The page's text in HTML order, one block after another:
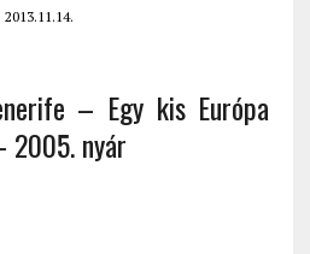
2013.11.14.
– Egy kis Európa
nyár